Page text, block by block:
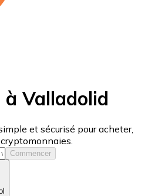
à Valladolid
et sécurisé pour acheter,
Commencer